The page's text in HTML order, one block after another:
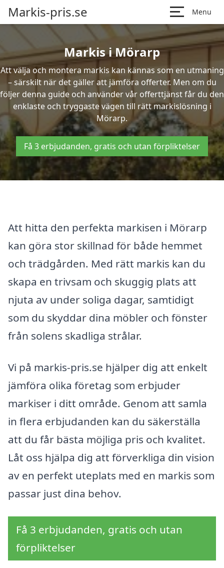
Markis-pris.se Menu
Markis i Mörarp
Att välja och montera markis kan kännas som en utmaning
– särskilt när det gäller att jämföra offerter. Men om du
följer denna guide och använder vår offerttjänst får du den
enklaste och tryggaste vägen till rätt markislösning i
Mörarp.
Få 3 erbjudanden, gratis och utan förpliktelser
Att hitta den perfekta markisen i Mörarp
kan göra stor skillnad för både hemmet
och trädgården. Med rätt markis kan du
skapa en trivsam och skuggig plats att
njuta av under soliga dagar, samtidigt
som du skyddar dina möbler och fönster
från solens skadliga strålar.
Vi på markis-pris.se hjälper dig att enkelt
jämföra olika företag som erbjuder
markiser i ditt område. Genom att samla
in flera erbjudanden kan du säkerställa
att du får bästa möjliga pris och kvalitet.
Låt oss hjälpa dig att förverkliga din vision
av en perfekt uteplats med en markis som
passar just dina behov.
Få 3 erbjudanden, gratis och utan
förpliktelser